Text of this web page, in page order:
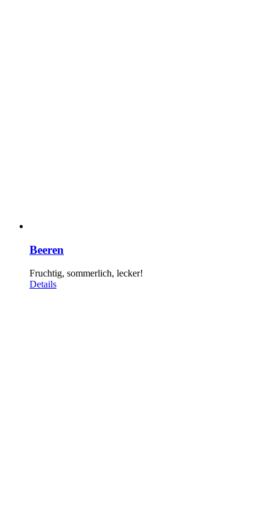
Beeren
Fruchtig, sommerlich, lecker!
Details